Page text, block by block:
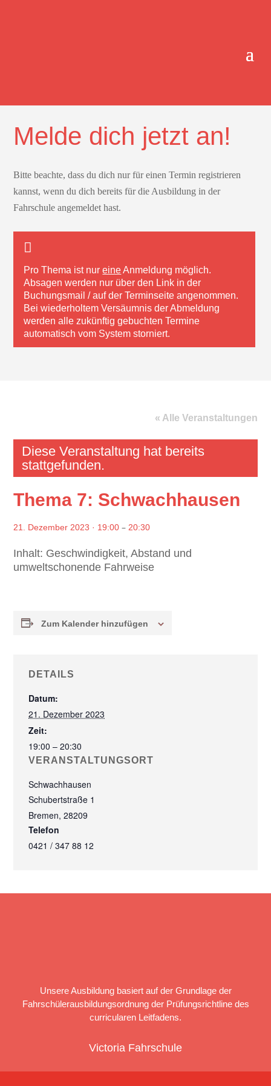
Melde dich jetzt an!
Bitte beachte, dass du dich nur für einen Termin registrieren
kannst, wenn du dich bereits für die Ausbildung in der
Fahrschule angemeldet hast.
Pro Thema ist nureineAnmeldung möglich.
Absagen werden nur über den Link in der
Buchungsmail / auf der Terminseite angenommen.
Bei wiederholtem Versäumnis der Abmeldung
werden alle zukünftig gebuchten Termine
automatisch vom System storniert.
« Alle Veranstaltungen
Diese Veranstaltung hat bereits
stattgefunden.
Thema 7: Schwachhausen
21. Dezember 2023 · 19:00 – 20:30
Inhalt: Geschwindigkeit, Abstand und
umweltschonende Fahrweise
Zum Kalender hinzufügen
DETAILS
Datum:
21. Dezember 2023
Zeit:
19:00 – 20:30
VERANSTALTUNGSORT
Schwachhausen
Schubertstraße 1
Bremen, 28209
Telefon
0421 / 347 88 12
Unsere Ausbildung basiert auf der Grundlage der
Fahrschülerausbildungsordnung der Prüfungsrichtline des
curricularen Leitfadens.
Victoria Fahrschule